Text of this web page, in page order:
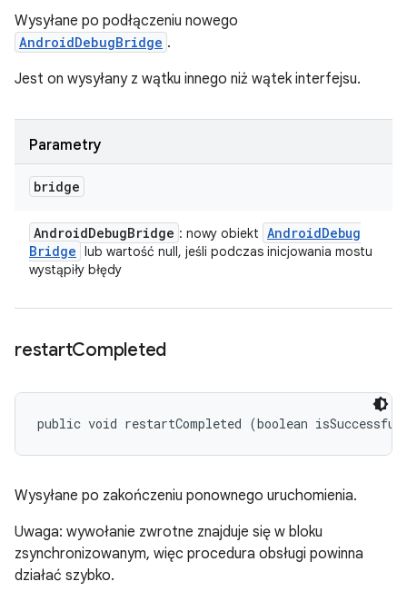
Wysyłane po podłączeniu nowego
AndroidDebugBridge .
Jest on wysyłany z wątku innego niż wątek interfejsu.
Parametry
bridge
AndroidDebugBridge : nowy obiekt AndroidDebug
Bridge lub wartość null, jeśli podczas inicjowania mostu
wystąpiły błędy
restartCompleted
public void restartCompleted (boolean
Wysyłane po zakończeniu ponownego uruchomienia.
Uwaga: wywołanie zwrotne znajduje się w bloku
zsynchronizowanym, więc procedura obsługi powinna
działać szybko.